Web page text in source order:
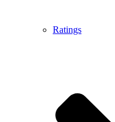
Ratings